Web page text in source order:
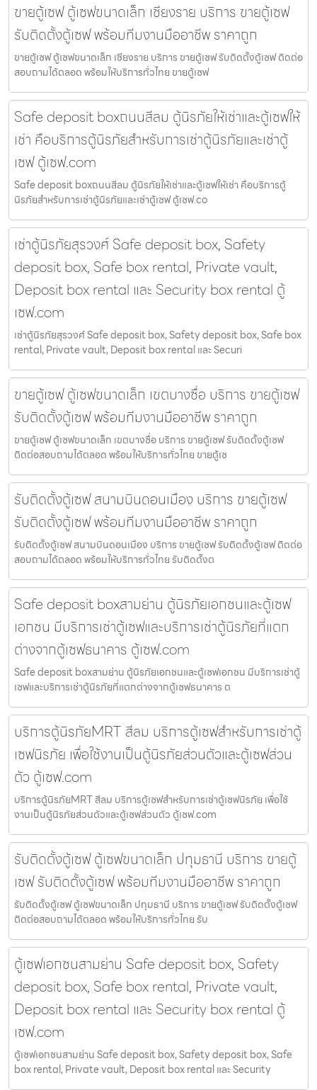
ขายตู้เซฟ ตู้เซฟขนาดเล็ก เชียงราย บริการ ขายตู้เซฟ
รับติดตั้งตู้เซฟ พร้อมทีมงานมืออาชีพ ราคาถูก
ขายตู้เซฟ ตู้เซฟขนาดเล็ก เชียงราย บริการ ขายตู้เซฟ รับติดตั้งตู้เซฟ ติดต่อ
สอบถามได้ตลอด พร้อมให้บริการทั่วไทย ขายตู้เซฟ
Safe deposit boxถนนสีลม ตู้นิรภัยให้เช่าและตู้เซฟให้
เช่า คือบริการตู้นิรภัยสำหรับการเช่าตู้นิรภัยและเช่าตู้
เซฟ ตู้เซฟ.com
Safe deposit boxถนนสีลม ตู้นิรภัยให้เช่าและตู้เซฟให้เช่า คือบริการตู้
นิรภัยสำหรับการเช่าตู้นิรภัยและเช่าตู้เซฟ ตู้เซฟ.co
เช่าตู้นิรภัยสุรวงศ์ Safe deposit box, Safety
deposit box, Safe box rental, Private vault,
Deposit box rental และ Security box rental ตู้
เซฟ.com
เช่าตู้นิรภัยสุรวงศ์ Safe deposit box, Safety deposit box, Safe box
rental, Private vault, Deposit box rental และ Securi
ขายตู้เซฟ ตู้เซฟขนาดเล็ก เขตบางซื่อ บริการ ขายตู้เซฟ
รับติดตั้งตู้เซฟ พร้อมทีมงานมืออาชีพ ราคาถูก
ขายตู้เซฟ ตู้เซฟขนาดเล็ก เขตบางซื่อ บริการ ขายตู้เซฟ รับติดตั้งตู้เซฟ
ติดต่อสอบถามได้ตลอด พร้อมให้บริการทั่วไทย ขายตู้เซ
รับติดตั้งตู้เซฟ สนามบินดอนเมือง บริการ ขายตู้เซฟ
รับติดตั้งตู้เซฟ พร้อมทีมงานมืออาชีพ ราคาถูก
รับติดตั้งตู้เซฟ สนามบินดอนเมือง บริการ ขายตู้เซฟ รับติดตั้งตู้เซฟ ติดต่อ
สอบถามได้ตลอด พร้อมให้บริการทั่วไทย รับติดตั้งต
Safe deposit boxสามย่าน ตู้นิรภัยเอกชนและตู้เซฟ
เอกชน มีบริการเช่าตู้เซฟและบริการเช่าตู้นิรภัยที่แตก
ต่างจากตู้เซฟธนาคาร ตู้เซฟ.com
Safe deposit boxสามย่าน ตู้นิรภัยเอกชนและตู้เซฟเอกชน มีบริการเช่าตู้
เซฟและบริการเช่าตู้นิรภัยที่แตกต่างจากตู้เซฟธนาคาร ต
บริการตู้นิรภัยMRT สีลม บริการตู้เซฟสำหรับการเช่าตู้
เซฟนิรภัย เพื่อใช้งานเป็นตู้นิรภัยส่วนตัวและตู้เซฟส่วน
ตัว ตู้เซฟ.com
บริการตู้นิรภัยMRT สีลม บริการตู้เซฟสำหรับการเช่าตู้เซฟนิรภัย เพื่อใช้
งานเป็นตู้นิรภัยส่วนตัวและตู้เซฟส่วนตัว ตู้เซฟ.com
รับติดตั้งตู้เซฟ ตู้เซฟขนาดเล็ก ปทุมธานี บริการ ขายตู้
เซฟ รับติดตั้งตู้เซฟ พร้อมทีมงานมืออาชีพ ราคาถูก
รับติดตั้งตู้เซฟ ตู้เซฟขนาดเล็ก ปทุมธานี บริการ ขายตู้เซฟ รับติดตั้งตู้เซฟ
ติดต่อสอบถามได้ตลอด พร้อมให้บริการทั่วไทย รับ
ตู้เซฟเอกชนสามย่าน Safe deposit box, Safety
deposit box, Safe box rental, Private vault,
Deposit box rental และ Security box rental ตู้
เซฟ.com
ตู้เซฟเอกชนสามย่าน Safe deposit box, Safety deposit box, Safe
box rental, Private vault, Deposit box rental และ Security